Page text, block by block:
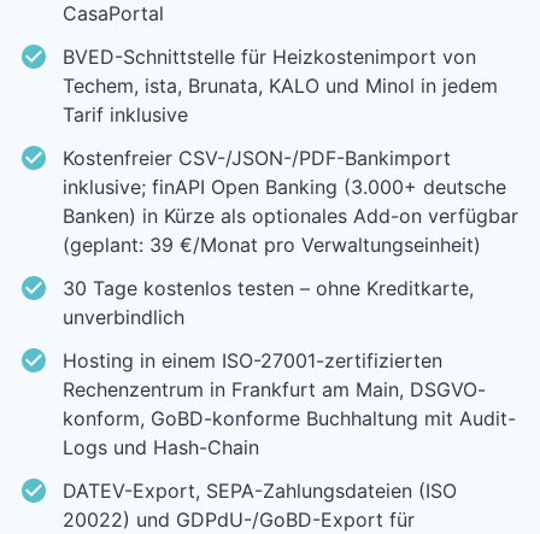
CasaPortal
BVED-Schnittstelle für Heizkostenimport von
Techem, ista, Brunata, KALO und Minol in jedem
Tarif inklusive
Kostenfreier CSV-/JSON-/PDF-Bankimport
inklusive; finAPI Open Banking (3.000+ deutsche
Banken) in Kürze als optionales Add-on verfügbar
(geplant: 39 €/Monat pro Verwaltungseinheit)
30 Tage kostenlos testen – ohne Kreditkarte,
unverbindlich
Hosting in einem ISO-27001-zertifizierten
Rechenzentrum in Frankfurt am Main, DSGVO-
konform, GoBD-konforme Buchhaltung mit Audit-
Logs und Hash-Chain
DATEV-Export, SEPA-Zahlungsdateien (ISO
20022) und GDPdU-/GoBD-Export für